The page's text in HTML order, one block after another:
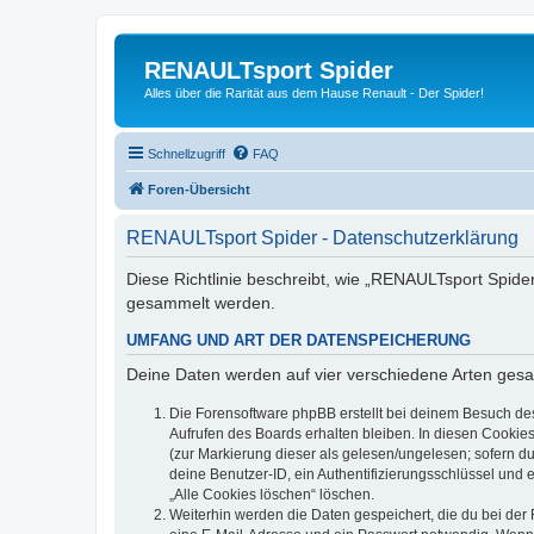
RENAULTsport Spider
Alles über die Rarität aus dem Hause Renault - Der Spider!
Schnellzugriff FAQ
Foren-Übersicht
RENAULTsport Spider - Datenschutzerklärung
Diese Richtlinie beschreibt, wie „RENAULTsport
gesammelt werden.
UMFANG UND ART DER DATENSPEICHERUNG
Deine Daten werden auf vier verschiedene Arten
Die Forensoftware phpBB erstellt bei deinem Besuch
Aufrufen des Boards erhalten bleiben. In diesen
(zur Markierung dieser als gelesen/ungelesen; sofern
deine Benutzer-ID, ein Authentifizierungsschlüssel und
„Alle Cookies löschen“ löschen.
Weiterhin werden die Daten gespeichert, die du bei